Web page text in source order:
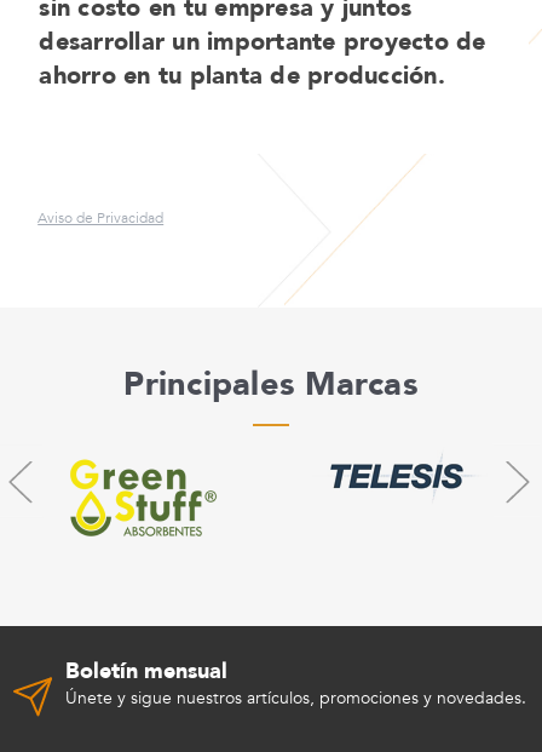
sin costo en tu empresa y juntos
desarrollar un importante proyecto de
ahorro en tu planta de producción.
Aviso de Privacidad
Principales Marcas
Boletín mensual
Únete y sigue nuestros artículos, promociones y novedades.